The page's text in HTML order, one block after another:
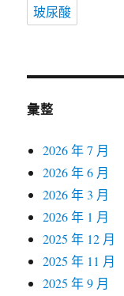
玻尿酸
彙整
2026 年 7 月
2026 年 6 月
2026 年 3 月
2026 年 1 月
2025 年 12 月
2025 年 11 月
2025 年 9 月